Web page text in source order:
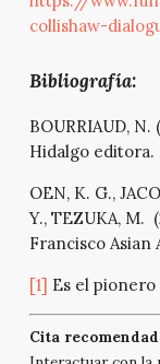
collishaw-
Bibliografía:
BOURRIAUD, N.
Hidalgo editora.
OEN, K. G.,
Y., TEZUKA, M.
Francisco Asian
[1] Es el pionero
Cita